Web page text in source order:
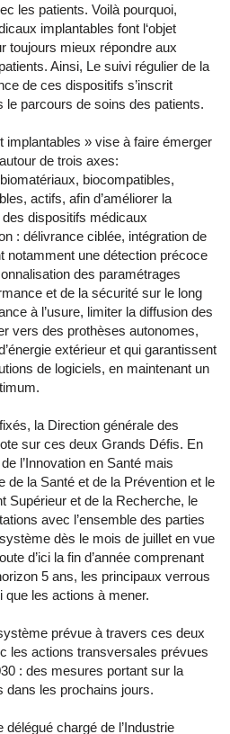
les patients. Voilà pourquoi,
implantables font l‘objet
toujours mieux répondre aux
Ainsi, Le suivi régulier de la
de ces dispositifs s’inscrit
le parcours de soins des patients.
implantables » vise à faire émerger
de trois axes:
biocompatibles,
actifs, afin d’améliorer la
dispositifs médicaux
: délivrance ciblée, intégration de
notamment une détection précoce
des paramétrages
et de la sécurité sur le long
à l’usure, limiter la diffusion des
vers des prothèses autonomes,
extérieur et qui garantissent
de logiciels, en maintenant un
la Direction générale des
sur ces deux Grands Défis. En
l’Innovation en Santé mais
de la Santé et de la Prévention et le
Supérieur et de la Recherche, le
avec l’ensemble des parties
dès le mois de juillet en vue
d’ici la fin d’année comprenant
5 ans, les principaux verrous
que les actions à mener.
prévue à travers ces deux
les actions transversales prévues
: des mesures portant sur la
dans les prochains jours.
chargé de l’Industrie